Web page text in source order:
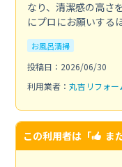
なり、清潔感の高さ
にプロにお願いする
お風呂清掃
投稿日：2026/06/30
利用業者： 丸吉リフォー
この利用者は「 ま